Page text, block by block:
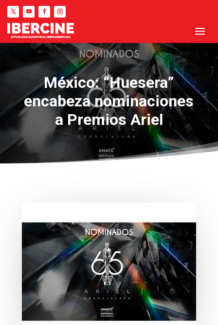
México: “Huesera”
encabeza nominaciones
a Premios Ariel